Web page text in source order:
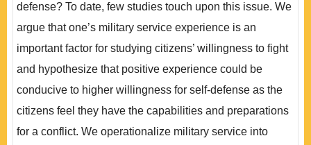
defense? To date, few studies touch upon this issue. We
argue that one’s military service experience is an
important factor for studying citizens’ willingness to fight
and hypothesize that positive experience could be
conducive to higher willingness for self-defense as the
citizens feel they have the capabilities and preparations
for a conflict. We operationalize military service into